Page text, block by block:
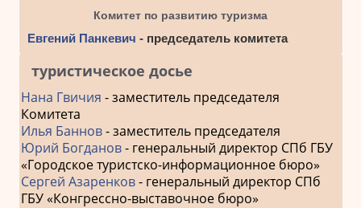
Комитет по развитию туризма
Евгений Панкевич - председатель комитета
туристическое досье
Нана Гвичия - заместитель председателя
Комитета
Илья Баннов- заместитель председателя
Юрий Богданов- генеральный директор СПб ГБУ
«Городское туристско-информационное бюро»
Сергей Азаренков- генеральный директор СПб
ГБУ «Конгрессно-выставочное бюро»